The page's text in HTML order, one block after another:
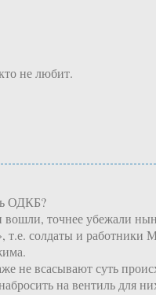
не любит.
ОДКБ?
вошли, точнее убежали
т.е. солдаты и
не всасывают суть
на вентиль для